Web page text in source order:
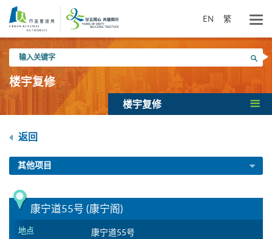
内
EN 繁
入
关
键
搜寻
楼宇复修
楼宇复修
返回
其他项目
康宁道55号 (康宁阁)
地点 康宁道55号